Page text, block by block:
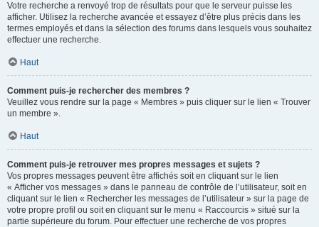
Votre recherche a renvoyé trop de résultats pour que le serveur puisse les
afficher. Utilisez la recherche avancée et essayez d’être plus précis dans les
termes employés et dans la sélection des forums dans lesquels vous souhaitez
effectuer une recherche.
Haut
Comment puis-je rechercher des membres ?
Veuillez vous rendre sur la page « Membres » puis cliquer sur le lien « Trouver
un membre ».
Haut
Comment puis-je retrouver mes propres messages et sujets ?
Vos propres messages peuvent être affichés soit en cliquant sur le lien
« Afficher vos messages » dans le panneau de contrôle de l’utilisateur, soit en
cliquant sur le lien « Rechercher les messages de l’utilisateur » sur la page de
votre propre profil ou soit en cliquant sur le menu « Raccourcis » situé sur la
partie supérieure du forum. Pour effectuer une recherche de vos propres